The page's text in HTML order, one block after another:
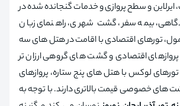
ایرلاین و سطح پروازی و خدمات گنجانده‌ شده در
بیمه سفر، گشت شهری، راهنمای زبان
تورهای اقتصادی با اقامت در هتل‌ های سه
اقتصادی و گشت‌ های گروهی ارزان‌ تر
لوکس با هتل‌ های پنج ستاره، پروازهای
های خصوصی قیمت بالاتری دارند. با توجه به